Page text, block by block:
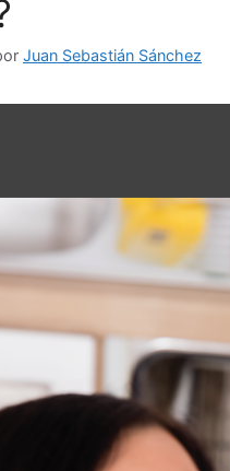
Juan Sebastián Sánchez